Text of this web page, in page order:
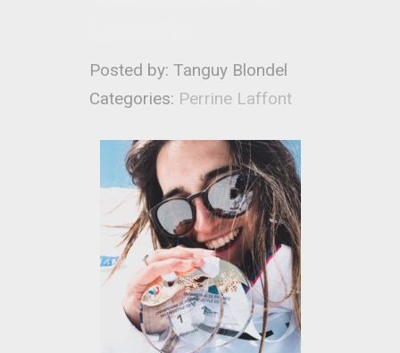
Posted by: Tanguy Blondel
Categories: Perrine Laffont